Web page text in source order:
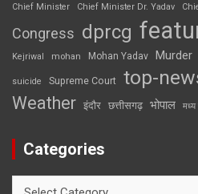
Chief Minister
Chief Minister Dr. Yadav
Congress dprcg
Kejriwal mohan Mohan Yadav Murder
suicide Supreme Court top-
Weather इंदौर छत्तीसगढ़ भोपाल मध्य
Categories